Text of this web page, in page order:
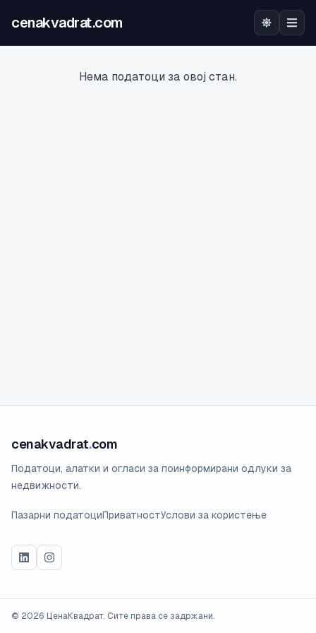
cenakvadrat.com
Нема податоци за овој стан.
cenakvadrat.com
Податоци, алатки и огласи за поинформирани одлуки за
недвижности.
Пазарни податоциПриватностУслови за користење
© 2026 ЦенаКвадрат. Сите права се задржани.